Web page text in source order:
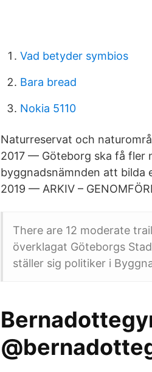
Vad betyder symbios
Bara bread
Nokia 5110
Naturreservat och
2017 — Göteborg ska få fler
byggnadsnämnden att bilda
2019 — ARKIV –
There are 12 moderate
överklagat Göteborgs
ställer sig politiker i